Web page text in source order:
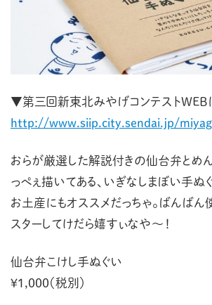
▼第三回新東北みやげコンテストWEB
http://www.siip.city.sendai.jp/
おらが厳選した解説付きの仙台弁とめ
っぺぇ描いてある、いぎなしまぼい手ぬ
お土産にもオススメだっちゃ。ばんばん
スターしてけだら嬉すぃなや〜！
仙台弁こけし手ぬぐい
¥1,000（税別）